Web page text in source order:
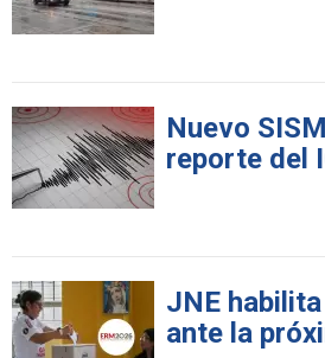
Nuevo
reporte del
JNE
ante la